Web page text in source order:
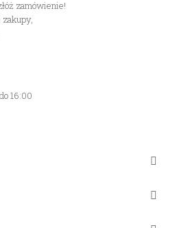
zamówienie!
16:00

